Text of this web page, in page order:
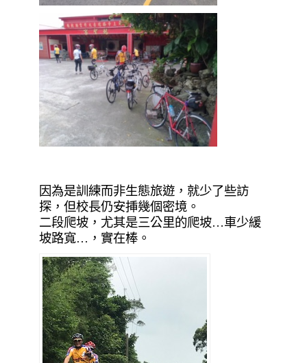
因為是訓練而非生態旅遊，就少了些訪
探，但校長仍安挿幾個密境。
二段爬坡，尤其是三公里的爬坡…車少緩
坡路寬…，實在棒。